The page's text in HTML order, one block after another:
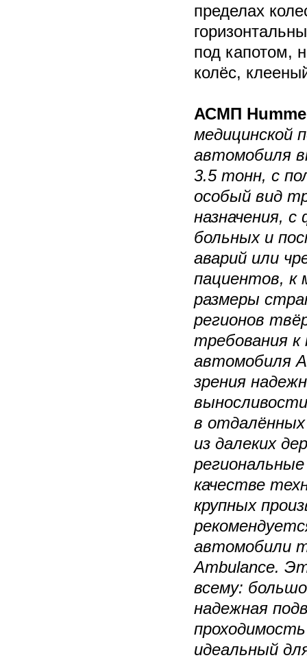
пределах
под капотом,
колёс,
АСМП
медицинской
автомобиля
3.5 тонн, с
особый вид
назначения,
больных и
аварий или
пациентов, к
размеры
регионов
требования
автомобиля
зрения
в отдалённых
из далеких
качестве
крупных
автомобили
Ambulance.
всему:
надежная
идеальный